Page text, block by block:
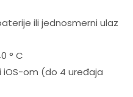
ili jednosmerni ulaz
° C
iOS-om (do 4 uređaja